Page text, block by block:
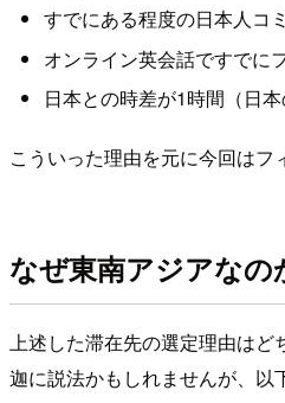
すでにある程度の日本人コ
オンライン英会話ですでに
日本との時差が1時間（日
こういった理由を元に今回はフ
なぜ東南アジアなの
上述した滞在先の選定理由は
迦に説法かもしれませんが、以